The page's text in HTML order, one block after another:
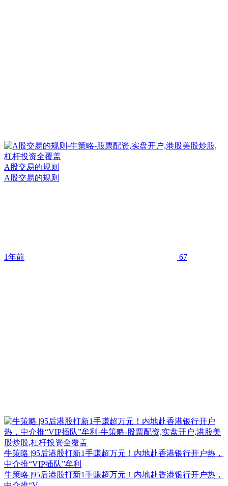
A股交易的规则
A股交易的规则
1年前 67
牛策略 |95后港股打新1手赚超万元！内地赴香港银行开户热，
中介推“VIP插队”牟利
牛策略 |95后港股打新1手赚超万元！内地赴香港银行开户热，